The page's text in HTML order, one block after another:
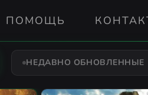
ПОМОЩЬ
НЕДАВНО ОБНОВЛЕННЫЕ